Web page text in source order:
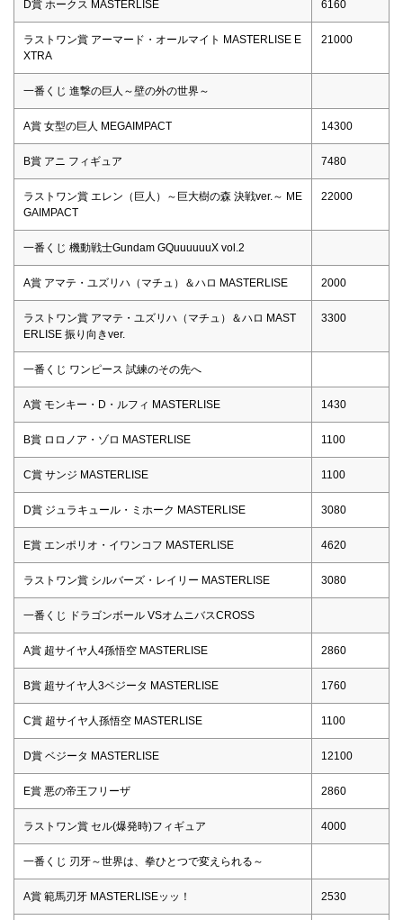
D賞 ホークス MASTERLISE 6160
ラストワン賞 アーマード・オールマイト MASTERLISE E
XTRA
21000
一番くじ 進撃の巨人～壁の外の世界～
A賞 女型の巨人 MEGAIMPACT 14300
B賞 アニ フィギュア 7480
ラストワン賞 エレン（巨人）～巨大樹の森 決戦ver.～ ME
GAIMPACT
22000
一番くじ 機動戦士Gundam GQuuuuuuX vol.2
A賞 アマテ・ユズリハ（マチュ）＆ハロ MASTERLISE 2000
ラストワン賞 アマテ・ユズリハ（マチュ）＆ハロ MAST
ERLISE 振り向きver.
3300
一番くじ ワンピース 試練のその先へ
A賞 モンキー・D・ルフィ MASTERLISE 1430
B賞 ロロノア・ゾロ MASTERLISE 1100
C賞 サンジ MASTERLISE 1100
D賞 ジュラキュール・ミホーク MASTERLISE 3080
E賞 エンポリオ・イワンコフ MASTERLISE 4620
ラストワン賞 シルバーズ・レイリー MASTERLISE 3080
一番くじ ドラゴンボール VSオムニバスCROSS
A賞 超サイヤ人4孫悟空 MASTERLISE 2860
B賞 超サイヤ人3ベジータ MASTERLISE 1760
C賞 超サイヤ人孫悟空 MASTERLISE 1100
D賞 ベジータ MASTERLISE 12100
E賞 悪の帝王フリーザ 2860
ラストワン賞 セル(爆発時)フィギュア 4000
一番くじ 刃牙～世界は、拳ひとつで変えられる～
A賞 範馬刃牙 MASTERLISEッッ！ 2530